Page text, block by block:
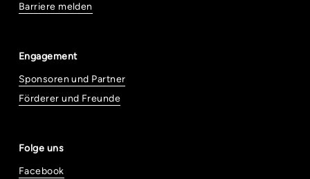
Barriere melden
Engagement
Sponsoren und Partner
Förderer und Freunde
Folge uns
Facebook